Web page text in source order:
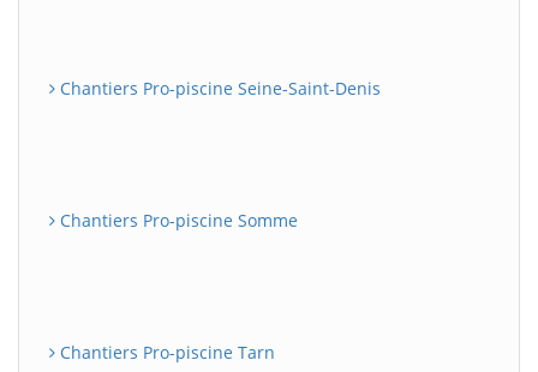
Chantiers Pro-piscine Seine-Saint-Denis
Chantiers Pro-piscine Somme
Chantiers Pro-piscine Tarn